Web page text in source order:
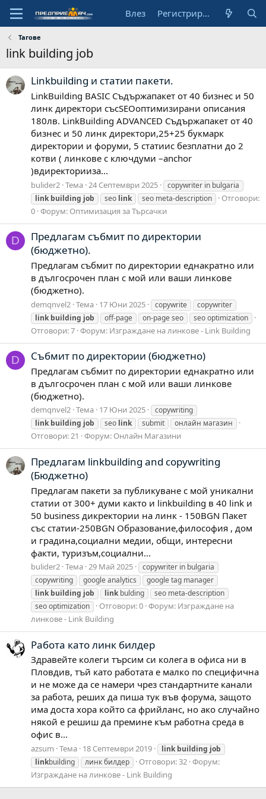
Влез Регистрирай се
Тагове
link building job
Linkbuilding и статии пакети.
LinkBuilding BASIC Съдържапакет от 40 бизнес и 50
линк директори съсSEOоптимизирани описания
180лв. LinkBuilding ADVANCED Съдържапакет от 40
бизнес и 50 линк директори,25+25 букмарк
директории и форуми, 5 статиис безплатни до 2
котви ( линкове с ключдуми –anchor
)вдиректорииза...
bulider2 Тема 24 Септември 2025
copywriter in bulgaria
link building job seo link seo meta-description
Отговори:
0 Форум: Оптимизация за Търсачки
D
Предлагам събмит по директории
(бюджетно).
Предлагам събмит по директории еднакратно или
в дългосрочен план с мой или ваши линкове
(бюджетно).
demqnvel2 Тема 17 Юни 2025 copywrite
copywriter
link building job off-page on-page seo seo optimization
Отговори: 7 Форум: Изграждане на линкове - Link Building
D Събмит по директории (бюджетно)
Предлагам събмит по директории еднакратно или
в дългосрочен план с мой или ваши линкове
(бюджетно).
demqnvel2 Тема 17 Юни 2025
copywriting
link building job seo link submit онлайн магазин
Отговори: 21 Форум: Онлайн Магазини
Предлагам linkbuilding and copywriting
(Бюджетно)
Предлагам пакети за публикуване с мой уникални
статии от 300+ думи както и linkbuilding в 40 link и
50 business дикректории на линк - 150BGN Пакет
със статии-250BGN Образование,философия , дом
и градина,социални медии, общи, интересни
факти, туризъм,социални...
bulider2 Тема 29 Май 2025
copywriter in bulgaria
copywriting
google analytics
google tag manager
link building job link bulding
seo meta-description
seo optimization
Отговори: 0 Форум: Изграждане на
линкове - Link Building
Работа като линк билдер
Здравейте колеги търсим си колега в офиса ни в
Пловдив, тъй като работата е малко по специфична
и не може да се намери чрез стандартните канали
за работа, реших да пиша тук във форума, защото
има доста хора който са фрийланс, но ако случайно
някой е решиш да премине към работна среда в
офис в...
azsum Тема 18 Септември 2019 link building job
linkbuilding линк билдер Отговори: 32 Форум:
Изграждане на линкове - Link Building